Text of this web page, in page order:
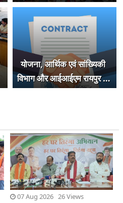
बुद्धिमत्ता और कृत्रिम बुद्धिमत्ता के
प्रभावी समन्वय का युग है - सीए
जैन
योजना, आर्थिक एवं सांख्यिकी
विभाग और आईआईएम रायपुर के
07 Aug 2026 26 Views